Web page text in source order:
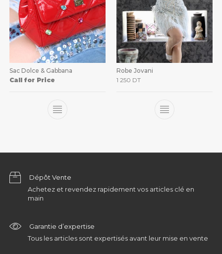
Sac Dolce & Gabbana
Call for Price
Robe Jovani
1 250 DT
Dépôt Vente
Achetez et revendez rapidement vos articles clé en
main
Garantie d’expertise
Tous les articles sont expertisés avant leur mise en vente